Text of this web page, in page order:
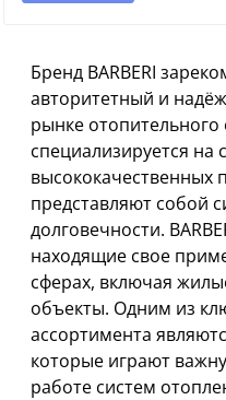
Бренд BARBERI
авторитетный и
рынке
специализируется на
высококачественных
представляют собой
долговечности.
находящие свое
сферах, включая
объекты. Одним из
ассортимента
которые играют
работе систем